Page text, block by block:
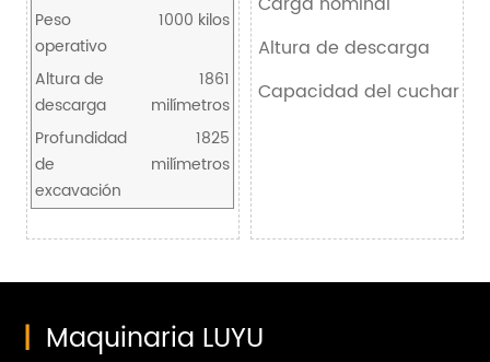
Peso
operativo
1000 kilos
Altura de
descarga
1861
milímetros
Profundidad
de
excavación
1825
milímetros
Altura de descarga
Capacidad del cucharón
| Maquinaria LUYU